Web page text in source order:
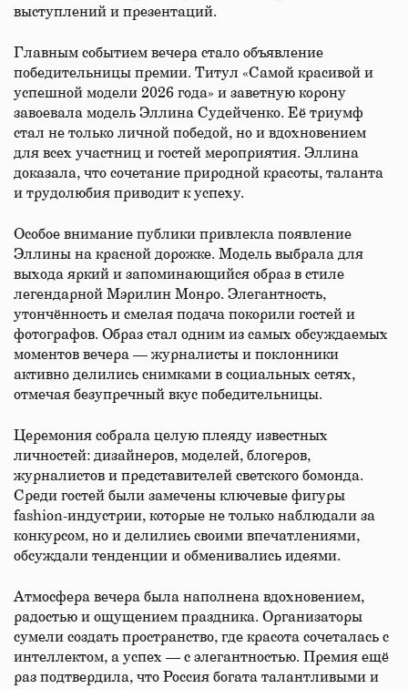
выступлений и презентаций.
Главным событием вечера стало объявление
победительницы премии. Титул «Самой красивой и
успешной модели 2026 года» и заветную корону
завоевала модель Эллина Судейченко. Её триумф
стал не только личной победой, но и вдохновением
для всех участниц и гостей мероприятия. Эллина
доказала, что сочетание природной красоты, таланта
и трудолюбия приводит к успеху.
Особое внимание публики привлекла появление
Эллины на красной дорожке. Модель выбрала для
выхода яркий и запоминающийся образ в стиле
легендарной Мэрилин Монро. Элегантность,
утончённость и смелая подача покорили гостей и
фотографов. Образ стал одним из самых обсуждаемых
моментов вечера — журналисты и поклонники
активно делились снимками в социальных сетях,
отмечая безупречный вкус победительницы.
Церемония собрала целую плеяду известных
личностей: дизайнеров, моделей, блогеров,
журналистов и представителей светского бомонда.
Среди гостей были замечены ключевые фигуры
fashion-индустрии, которые не только наблюдали за
конкурсом, но и делились своими впечатлениями,
обсуждали тенденции и обменивались идеями.
Атмосфера вечера была наполнена вдохновением,
радостью и ощущением праздника. Организаторы
сумели создать пространство, где красота сочеталась с
интеллектом, а успех — с элегантностью. Премия ещё
раз подтвердила, что Россия богата талантливыми и